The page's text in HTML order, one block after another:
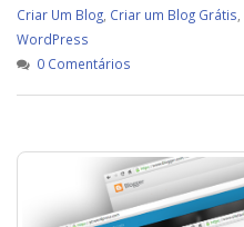
Criar Um Blog Criar um Blog Grátis
WordPress
0 Comentários